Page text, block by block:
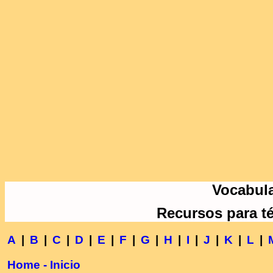
Recursos para
A B C D E F G H I J K L
Home - Inicio